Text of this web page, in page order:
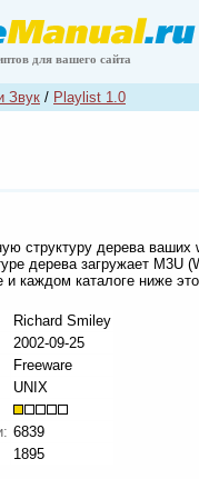
для вашего сайта
Звук / Playlist 1.0
структуру дерева
дерева загружает
каждом каталоге ниже
Richard Smiley
2002-09-25
Freeware
UNIX
6839
1895